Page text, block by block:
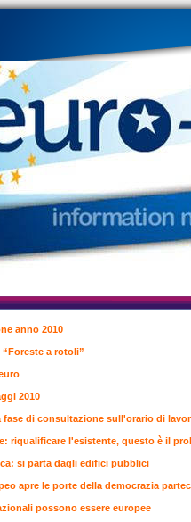
anno 2010
a rotoli”
2010
fase di consultazione sull'orario di
riqualificare l'esistente, questo è il
si parta dagli edifici pubblici
apre le porte della democrazia
possono essere europee